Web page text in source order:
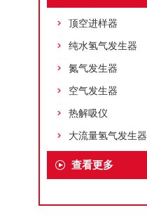
顶空进样器
纯水氢气发生器
氮气发生器
空气发生器
热解吸仪
大流量氢气发生器
查看更多